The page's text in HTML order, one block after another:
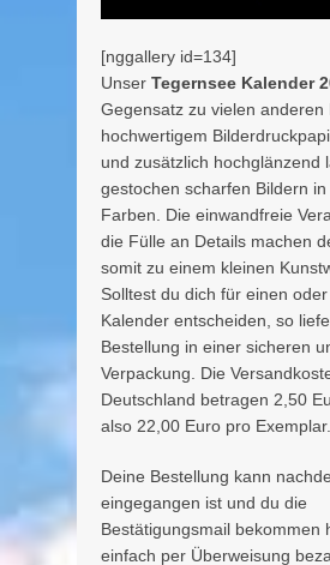
[nggallery id=134]
Unser Tegernsee Kalender
Gegensatz zu vielen anderen
hochwertigem
und zusätzlich hochglänzend
gestochen scharfen Bildern
Farben. Die einwandfreie
die Fülle an Details machen
somit zu einem kleinen
Solltest du dich für einen
Kalender entscheiden, so
Bestellung in einer sicheren
Verpackung. Die
Deutschland betragen 2,50
also 22,00 Euro pro Exemplar.
Deine Bestellung kann
eingegangen ist und du die
Bestätigungsmail bekommen
einfach per Überweisung